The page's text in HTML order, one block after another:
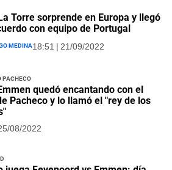
Torre sorprende en Europa y llegó
con equipo de Portugal
Medina18:51 | 21/09/2022
Pacheco
quedó encantando con el
Pacheco y lo llamó el "rey de los
08/2022